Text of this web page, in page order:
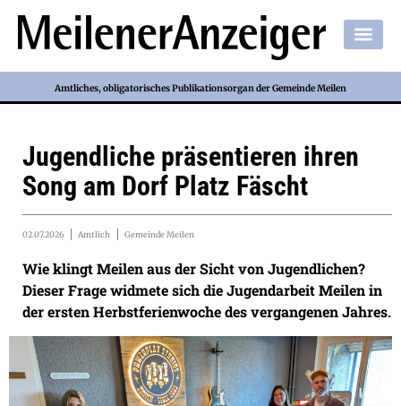
Amtliches, obligatorisches Publikationsorgan der Gemeinde Meilen
Jugendliche präsentieren ihren
Song am Dorf Platz Fäscht
02.07.2026 Amtlich Gemeinde Meilen
Wie klingt Meilen aus der Sicht von Jugendlichen?
Dieser Frage widmete sich die Jugendarbeit Meilen in
der ersten Herbstferienwoche des vergangenen Jahres.